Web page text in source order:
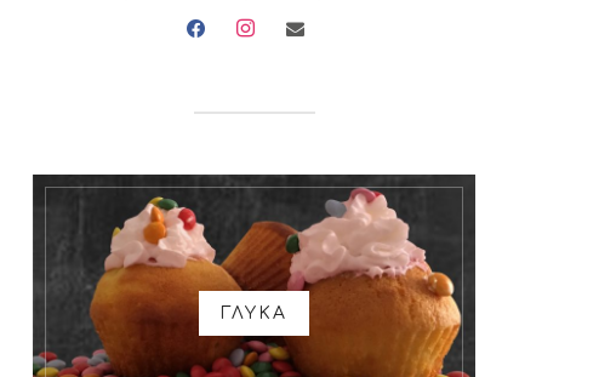
facebookinstagramenvelope
ΓΛΥΚΑ